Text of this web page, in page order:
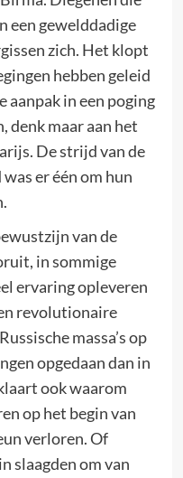
een gewelddadige
zich. Het klopt
hebben geleid
aanpak in een poging
denk maar aan het
De strijd van de
er één om hun
van de
in sommige
ervaring opleveren
revolutionaire
massa’s op
opgedaan dan in
ook waarom
op het begin van
verloren. Of
slaagden om van